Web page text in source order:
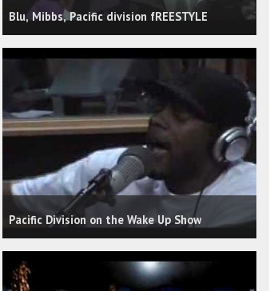
Blu, Mibbs, Pacific division fREESTYLE
Pacific Division on the Wake Up Show